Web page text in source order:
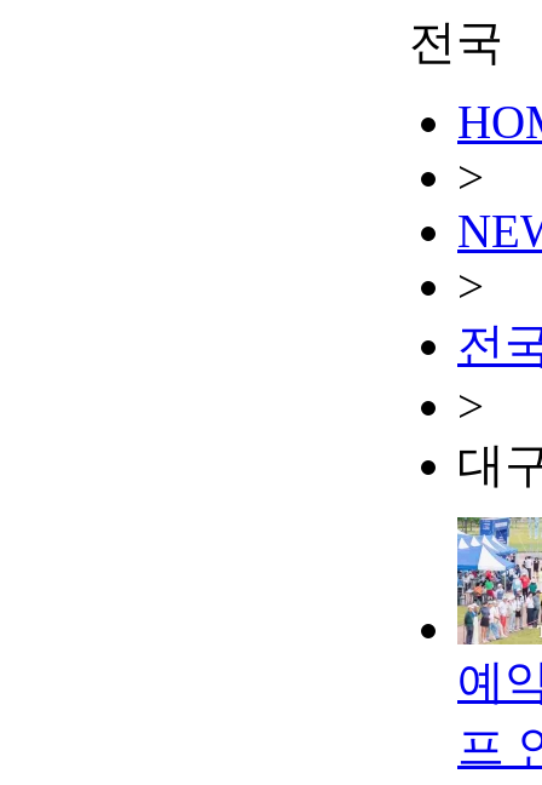
전국
>
>
전
>
대
예
프